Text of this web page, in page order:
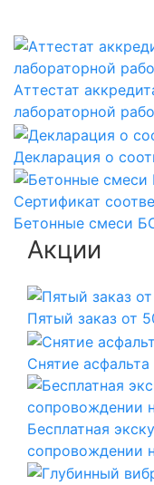
Аттестат
лабораторной
Декларация о
Сертификат
Бетонные смеси
Акции
Пятый заказ от
Снятие асфальта
Бесплатная
сопровождении